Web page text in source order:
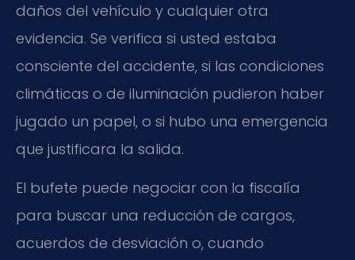
daños del vehículo y cualquier otra
evidencia. Se verifica si usted estaba
consciente del accidente, si las condiciones
climáticas o de iluminación pudieron haber
jugado un papel, o si hubo una emergencia
que justificara la salida.
El bufete puede negociar con la fiscalía
para buscar una reducción de cargos,
acuerdos de desviación o, cuando